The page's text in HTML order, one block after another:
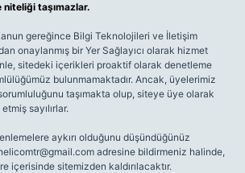
taşımazlar.
gereğince Bilgi Teknolojileri ve İletişim
onaylanmış bir Yer Sağlayıcı olarak hizmet
sitedeki içerikleri proaktif olarak denetleme
bulunmamaktadır. Ancak, üyelerimiz
taşımakta olup, siteye üye olarak
sayılırlar.
aykırı olduğunu düşündüğünüz
adresine bildirmeniz halinde,
içerisinde sitemizden kaldırılacaktır.